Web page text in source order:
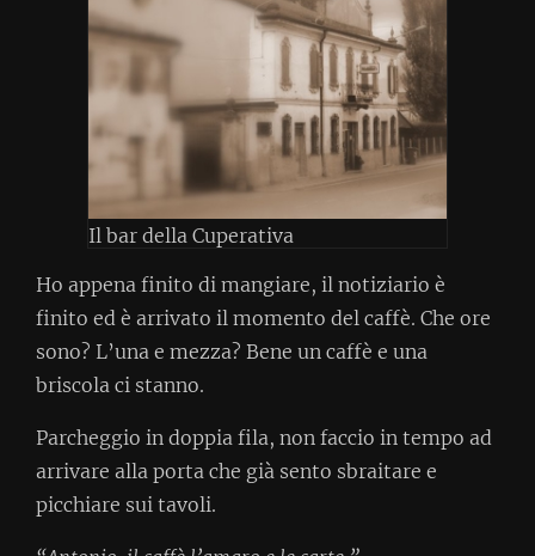
Il bar della Cuperativa
Ho appena finito di mangiare, il notiziario è
finito ed è arrivato il momento del caffè. Che ore
sono? L’una e mezza? Bene un caffè e una
briscola ci stanno.
Parcheggio in doppia fila, non faccio in tempo ad
arrivare alla porta che già sento sbraitare e
picchiare sui tavoli.